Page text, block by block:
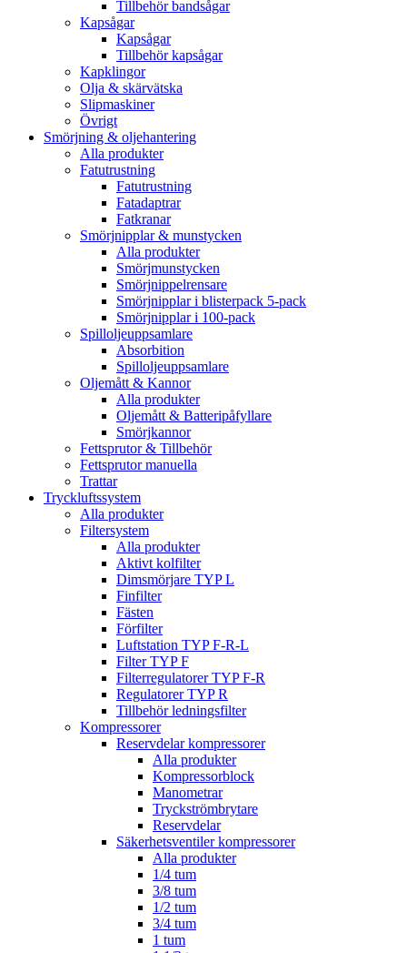
Tillbehör bandsågar
Kapsågar
Kapsågar
Tillbehör kapsågar
Kapklingor
Olja & skärvätska
Slipmaskiner
Övrigt
Smörjning & oljehantering
Alla produkter
Fatutrustning
Fatutrustning
Fatadaptrar
Fatkranar
Smörjnipplar & munstycken
Alla produkter
Smörjmunstycken
Smörjnippelrensare
Smörjnipplar i blisterpack 5-pack
Smörjnipplar i 100-pack
Spilloljeuppsamlare
Absorbition
Spilloljeuppsamlare
Oljemått & Kannor
Alla produkter
Oljemått & Batteripåfyllare
Smörjkannor
Fettsprutor & Tillbehör
Fettsprutor manuella
Trattar
Tryckluftssystem
Alla produkter
Filtersystem
Alla produkter
Aktivt kolfilter
Dimsmörjare TYP L
Finfilter
Fästen
Förfilter
Luftstation TYP F-R-L
Filter TYP F
Filterregulatorer TYP F-R
Regulatorer TYP R
Tillbehör ledningsfilter
Kompressorer
Reservdelar kompressorer
Alla produkter
Kompressorblock
Manometrar
Tryckströmbrytare
Reservdelar
Säkerhetsventiler kompressorer
Alla produkter
1/4 tum
3/8 tum
1/2 tum
3/4 tum
1 tum